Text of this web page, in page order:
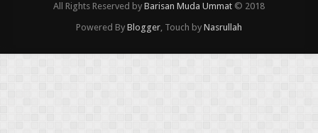
All Rights Reserved by Barisan Muda Ummat © 2018
Powered By Blogger, Touch by Nasrullah